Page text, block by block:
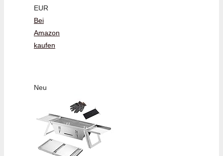
EUR
Bei
Amazon
kaufen
Neu